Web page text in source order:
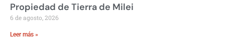
Propiedad de Tierra de Milei
6 de agosto, 2026
Leer más »